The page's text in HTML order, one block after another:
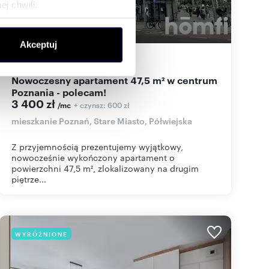
chwili.
społecznościowym,
od Ciebie lub
Akceptuj
47,50m 1 72zł/m
Nowoczesny apartament 47,5 m² w centrum
Poznania - polecam!
3 400 zł /mc + czynsz: 600 zł
mieszkanie Poznań, Stare Miasto, Półwiejska
Z przyjemnością prezentujemy wyjątkowy,
nowocześnie wykończony apartament o
powierzchni 47,5 m², zlokalizowany na drugim
piętrze...
WYRÓŻNIONE